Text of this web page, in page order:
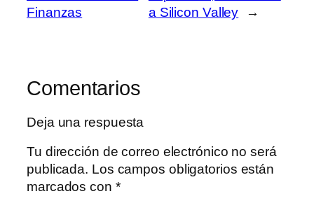
Finanzas
a Silicon Valley
→
Comentarios
Deja una respuesta
Tu dirección de correo electrónico no será
publicada. Los campos obligatorios están
marcados con *